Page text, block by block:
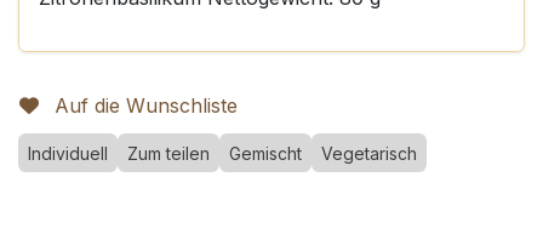
Auf die Wunschliste
Individuell Zum teilen Gemischt Vegetarisch